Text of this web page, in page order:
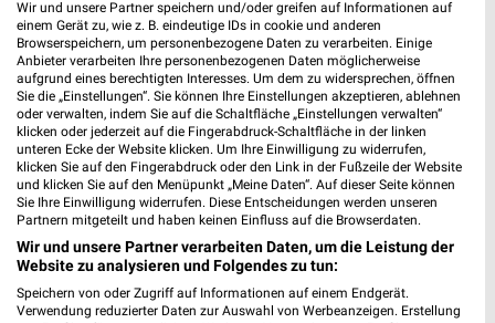
Zurbrüggen Opti Wohnwelt
Wir und unsere Partner speichern und/oder greifen auf Informationen auf
einem Gerät zu, wie z. B. eindeutige IDs in cookie und anderen
Browserspeichern, um personenbezogene Daten zu verarbeiten. Einige
Anbieter verarbeiten Ihre personenbezogenen Daten möglicherweise
aufgrund eines berechtigten Interesses. Um dem zu widersprechen, öffnen
Sie die „Einstellungen“. Sie können Ihre Einstellungen akzeptieren, ablehnen
oder verwalten, indem Sie auf die Schaltfläche „Einstellungen verwalten“
klicken oder jederzeit auf die Fingerabdruck-Schaltfläche in der linken
unteren Ecke der Website klicken. Um Ihre Einwilligung zu widerrufen,
klicken Sie auf den Fingerabdruck oder den Link in der Fußzeile der Website
und klicken Sie auf den Menüpunkt „Meine Daten“. Auf dieser Seite können
Sie Ihre Einwilligung widerrufen. Diese Entscheidungen werden unseren
Partnern mitgeteilt und haben keinen Einfluss auf die Browserdaten.
Wir und unsere Partner verarbeiten Daten, um die Leistung der
Website zu analysieren und Folgendes zu tun:
Speichern von oder Zugriff auf Informationen auf einem Endgerät.
Verwendung reduzierter Daten zur Auswahl von Werbeanzeigen. Erstellung